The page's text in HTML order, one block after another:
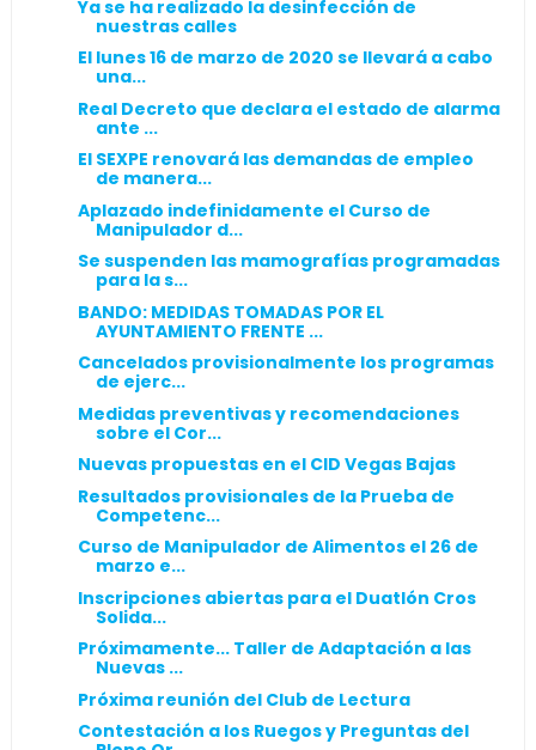
Ya se ha realizado la desinfección de
nuestras calles
El lunes 16 de marzo de 2020 se llevará a cabo
una...
Real Decreto que declara el estado de alarma
ante ...
El SEXPE renovará las demandas de empleo
de manera...
Aplazado indefinidamente el Curso de
Manipulador d...
Se suspenden las mamografías programadas
para la s...
BANDO: MEDIDAS TOMADAS POR EL
AYUNTAMIENTO FRENTE ...
Cancelados provisionalmente los programas
de ejerc...
Medidas preventivas y recomendaciones
sobre el Cor...
Nuevas propuestas en el CID Vegas Bajas
Resultados provisionales de la Prueba de
Competenc...
Curso de Manipulador de Alimentos el 26 de
marzo e...
Inscripciones abiertas para el Duatlón Cros
Solida...
Próximamente... Taller de Adaptación a las
Nuevas ...
Próxima reunión del Club de Lectura
Contestación a los Ruegos y Preguntas del